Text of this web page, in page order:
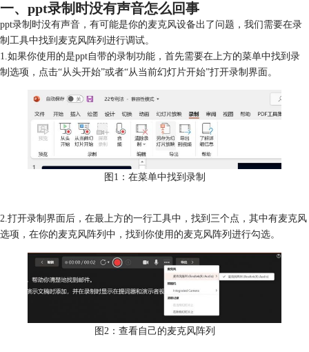
一、ppt录制时没有声音怎么回事
ppt录制时没有声音，有可能是你的麦克风设备出了问题，我们需要在录
制工具中找到麦克风阵列进行调试。
1.如果你使用的是ppt自带的录制功能，首先需要在上方的菜单中找到录
制选项，点击“从头开始”或者“从当前幻灯片开始”打开录制界面。
图1：在菜单中找到录制
2.打开录制界面后，在最上方的一行工具中，找到三个点，其中有麦克风
选项，在你的麦克风阵列中，找到你使用的麦克风阵列进行勾选。
图2：查看自己的麦克风阵列